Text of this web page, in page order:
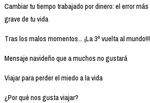
Cambiar tu tiempo trabajado por dinero: el error más
grave de tu vida
Tras los malos momentos... ¡La 3ª vuelta al mundo!!!
Mensaje navideño que a muchos no gustará
Viajar para perder el miedo a la vida
¿Por qué nos gusta viajar?